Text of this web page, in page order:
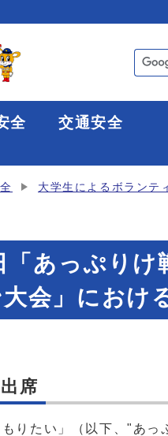
全 交通安全
大学生によるボランテ
「あっぷり
会」におけ
席
りたい」（以下、"あっ